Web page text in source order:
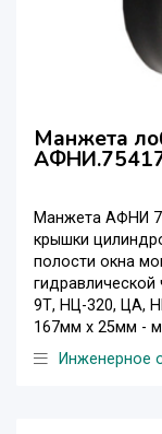
Манжета
Манжета АФНИ
крышки
полости окна
гидравлической
9Т, НЦ-320, ЦА,
167мм х 25мм -
Инженерное